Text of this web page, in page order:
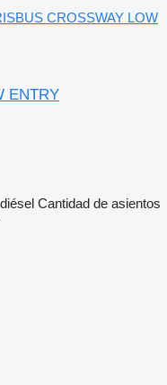
CROSSWAY LOW
ENTRY
diésel Cantidad de asientos